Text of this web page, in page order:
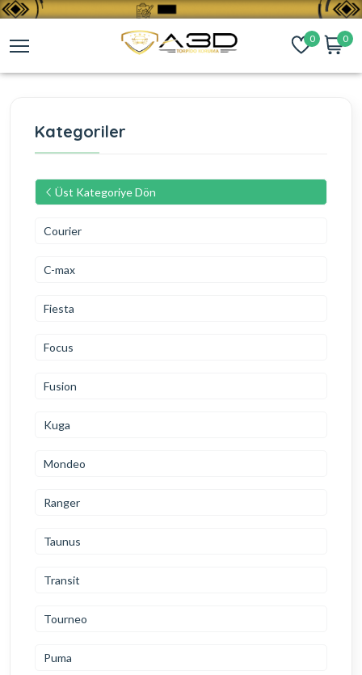
0 0
Kategoriler
Üst Kategoriye Dön
Courier
C-max
Fiesta
Focus
Fusion
Kuga
Mondeo
Ranger
Taunus
Transit
Tourneo
Puma